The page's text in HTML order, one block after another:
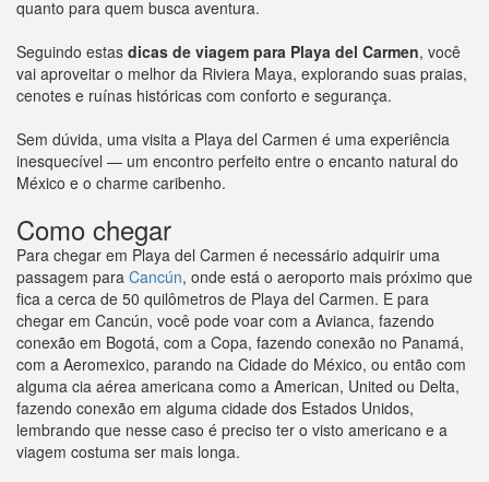
quanto para quem busca aventura.
Seguindo estas dicas de viagem para Playa del Carmen, você
vai aproveitar o melhor da Riviera Maya, explorando suas praias,
cenotes e ruínas históricas com conforto e segurança.
Sem dúvida, uma visita a Playa del Carmen é uma experiência
inesquecível — um encontro perfeito entre o encanto natural do
México e o charme caribenho.
Como chegar
Para chegar em Playa del Carmen é necessário adquirir uma
passagem para Cancún, onde está o aeroporto mais próximo que
fica a cerca de 50 quilômetros de Playa del Carmen. E para
chegar em Cancún, você pode voar com a Avianca, fazendo
conexão em Bogotá, com a Copa, fazendo conexão no Panamá,
com a Aeromexico, parando na Cidade do México, ou então com
alguma cia aérea americana como a American, United ou Delta,
fazendo conexão em alguma cidade dos Estados Unidos,
lembrando que nesse caso é preciso ter o visto americano e a
viagem costuma ser mais longa.